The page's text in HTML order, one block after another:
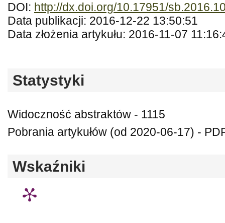
DOI: http://dx.doi.org/10.17951/
Data publikacji: 2016-12-22 13:50:51
Data złożenia artykułu: 2016-11-07
Statystyki
Widoczność abstraktów - 1115
Pobrania artykułów (od 2020-06-17) -
Wskaźniki